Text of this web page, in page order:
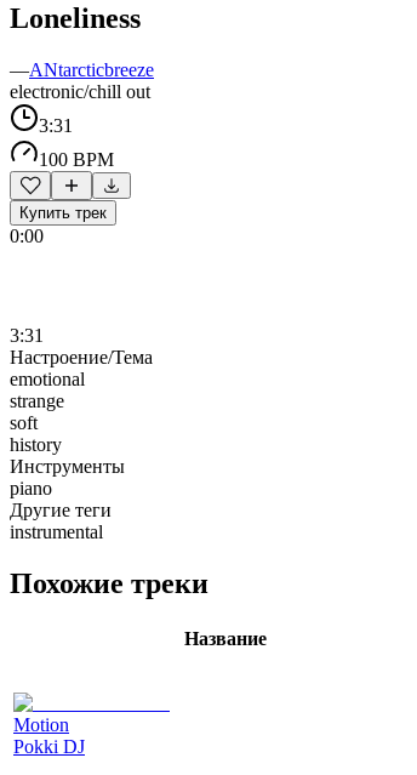
Loneliness
—ANtarcticbreeze
electronic/chill out
3:31
100 BPM
Купить трек
0:00
3:31
Настроение/Тема
emotional
strange
soft
history
Инструменты
piano
Другие теги
instrumental
Похожие треки
Название
Motion
Pokki DJ